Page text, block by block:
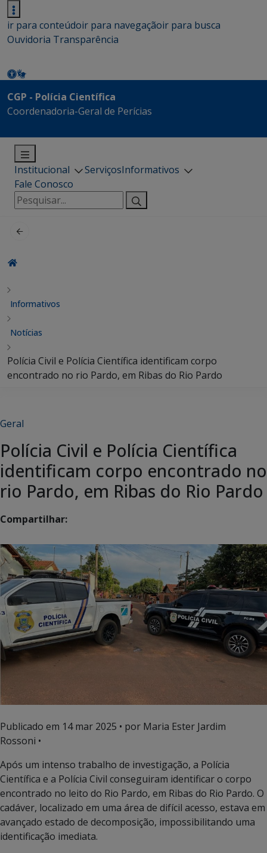
ir para conteúdoir para navegaçãoir para busca
Ouvidoria Transparência
CGP - Polícia Científica
Coordenadoria-Geral de Perícias
Institucional ServiçosInformativos
Fale Conosco
Pesquisar
por:
Informativos
Notícias
Polícia Civil e Polícia Científica identificam corpo
encontrado no rio Pardo, em Ribas do Rio Pardo
Geral
Polícia Civil e Polícia Científica
identificam corpo encontrado no
rio Pardo, em Ribas do Rio Pardo
Compartilhar:
Publicado em 14 mar 2025 • por Maria Ester Jardim
Rossoni •
Após um intenso trabalho de investigação, a Polícia
Científica e a Polícia Civil conseguiram identificar o corpo
encontrado no leito do Rio Pardo, em Ribas do Rio Pardo. O
cadáver, localizado em uma área de difícil acesso, estava em
avançado estado de decomposição, impossibilitando uma
identificação imediata.